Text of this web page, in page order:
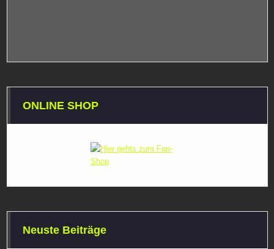
ONLINE SHOP
Neuste Beiträge